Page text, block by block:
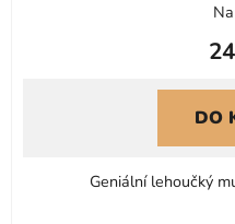
DO
Geniální lehoučký